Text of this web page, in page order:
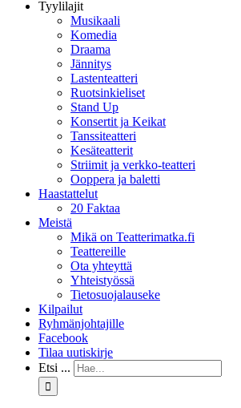
Tyylilajit
Musikaali
Komedia
Draama
Jännitys
Lastenteatteri
Ruotsinkieliset
Stand Up
Konsertit ja Keikat
Tanssiteatteri
Kesäteatterit
Striimit ja verkko-teatteri
Ooppera ja baletti
Haastattelut
20 Faktaa
Meistä
Mikä on Teatterimatka.fi
Teattereille
Ota yhteyttä
Yhteistyössä
Tietosuojalauseke
Kilpailut
Ryhmänjohtajille
Facebook
Tilaa uutiskirje
Etsi ...